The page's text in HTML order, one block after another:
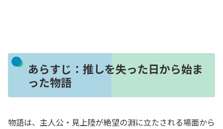
あらすじ：推しを失った日から始ま
った物語
物語は、主人公・見上陸が絶望の淵に立たされる場面から